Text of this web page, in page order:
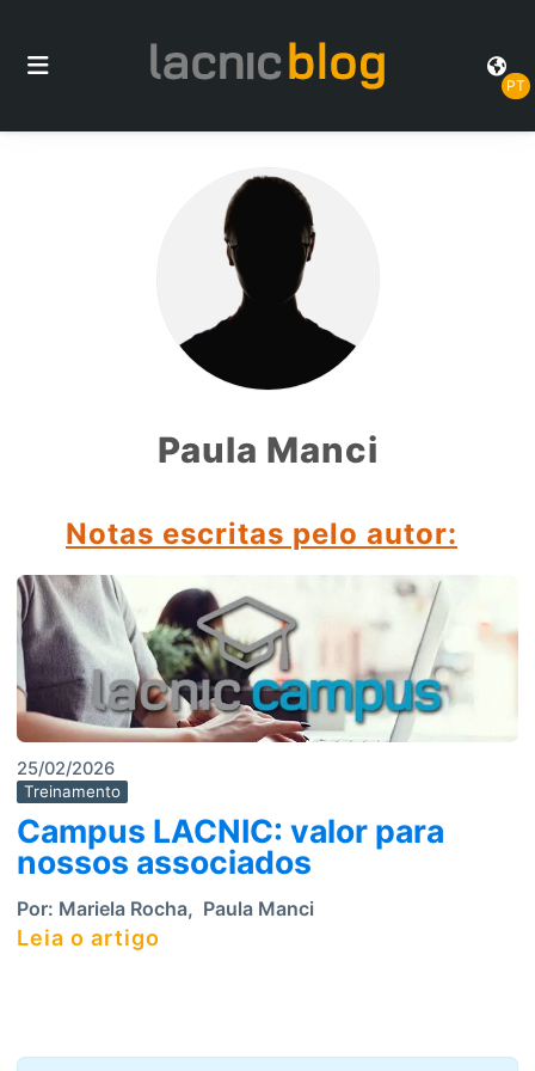
PT
Paula Manci
Notas escritas pelo autor:
25/02/2026
Treinamento
Campus LACNIC: valor para
nossos associados
Por: Mariela Rocha, Paula Manci
Leia o artigo